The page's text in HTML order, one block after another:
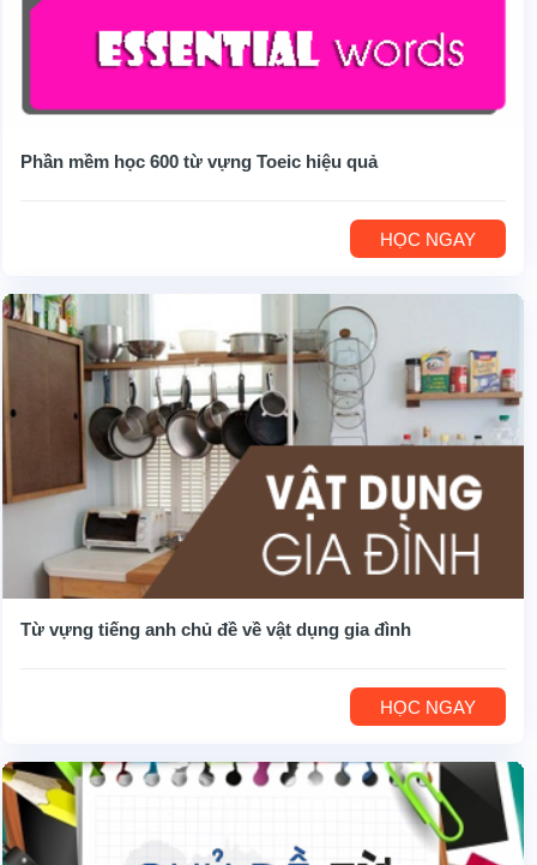
Phần mềm học 600 từ vựng Toeic hiệu quả
HỌC NGAY
Từ vựng tiếng anh chủ đề về vật dụng gia đình
HỌC NGAY